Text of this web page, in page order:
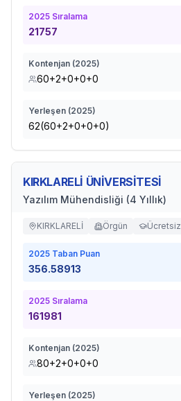
2025 Sıralama
21757
Kontenjan (2025)
60+2+0+0+0
Yerleşen (2025)
62(60+2+0+0+0)
KIRKLARELİ ÜNİVERSİTESİ
Yazılım Mühendisliği (4 Yıllık)
KIRKLARELİ Örgün Ücretsiz
2025 Taban Puan
356.58913
2025 Sıralama
161981
Kontenjan (2025)
80+2+0+0+0
Yerleşen (2025)